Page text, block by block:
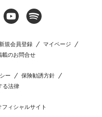
新規会員登録
マイページ
載のお問合せ
ー
保険勧誘方針
る法律
フィシャルサイト